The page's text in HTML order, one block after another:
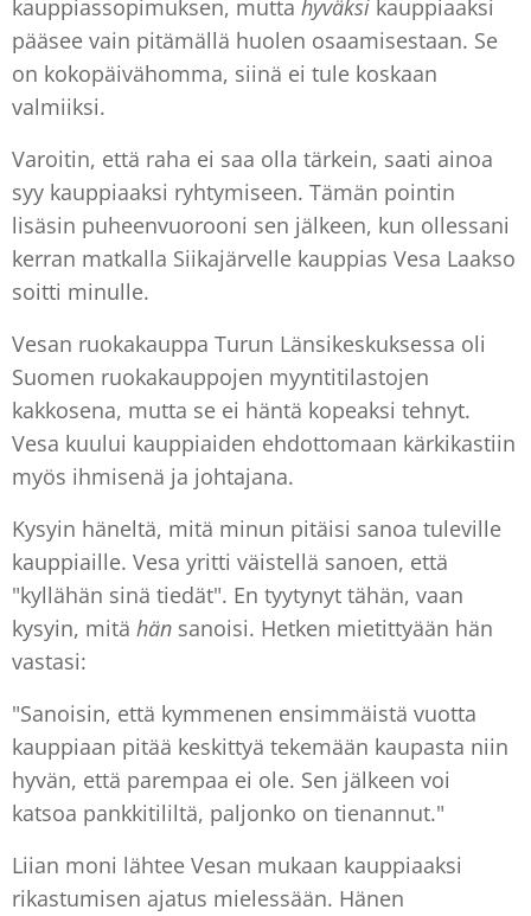
kauppiassopimuksen, mutta hyväksi kauppiaaksi
pääsee vain pitämällä huolen osaamisestaan. Se
on kokopäivähomma, siinä ei tule koskaan
valmiiksi.
Varoitin, että raha ei saa olla tärkein, saati ainoa
syy kauppiaaksi ryhtymiseen. Tämän pointin
lisäsin puheenvuorooni sen jälkeen, kun ollessani
kerran matkalla Siikajärvelle kauppias Vesa Laakso
soitti minulle.
Vesan ruokakauppa Turun Länsikeskuksessa oli
Suomen ruokakauppojen myyntitilastojen
kakkosena, mutta se ei häntä kopeaksi tehnyt.
Vesa kuului kauppiaiden ehdottomaan kärkikastiin
myös ihmisenä ja johtajana.
Kysyin häneltä, mitä minun pitäisi sanoa tuleville
kauppiaille. Vesa yritti väistellä sanoen, että
"kyllähän sinä tiedät". En tyytynyt tähän, vaan
kysyin, mitä hän sanoisi. Hetken mietittyään hän
vastasi:
"Sanoisin, että kymmenen ensimmäistä vuotta
kauppiaan pitää keskittyä tekemään kaupasta niin
hyvän, että parempaa ei ole. Sen jälkeen voi
katsoa pankkitililtä, paljonko on tienannut."
Liian moni lähtee Vesan mukaan kauppiaaksi
rikastumisen ajatus mielessään. Hänen